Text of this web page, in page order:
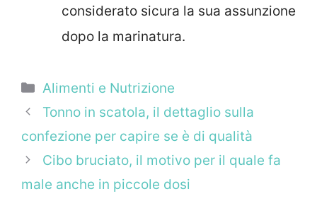
considerato sicura la sua assunzione
dopo la marinatura.
Categorie
Alimenti e Nutrizione
Tonno in scatola, il dettaglio sulla
confezione per capire se è di qualità
Cibo bruciato, il motivo per il quale fa
male anche in piccole dosi